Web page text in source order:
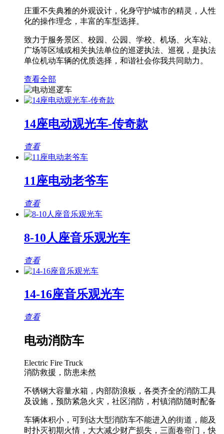
庄重不失典雅的外观设计，化身守护城市的精灵，人性
化的操作理念，丰富的车型选择。
致力于服务景区、校园、公园、学校、机场、火车站、
广场等区域或相关执法单位的巡逻执法、巡视，是执法
单位机动车辆的优质选择，和谐社会你我共同助力。
查看全部
14座电动观光车-传奇款
查看
11座电动老爷车
查看
8-10人座音乐观光车
查看
14-16座音乐观光车
查看
电动消防车
Electric Fire Truck
消防救援，防患未然
不锈钢大容量水箱，内部防浪板，各类齐全的消防工具
及设施，预防紧急火灾，社区消防，村镇消防随时配备
车辆体积小，可到达大型消防车不能进入的街道，能及
时扑灭初期火情，大大减少财产损失，三面卷帘门，快